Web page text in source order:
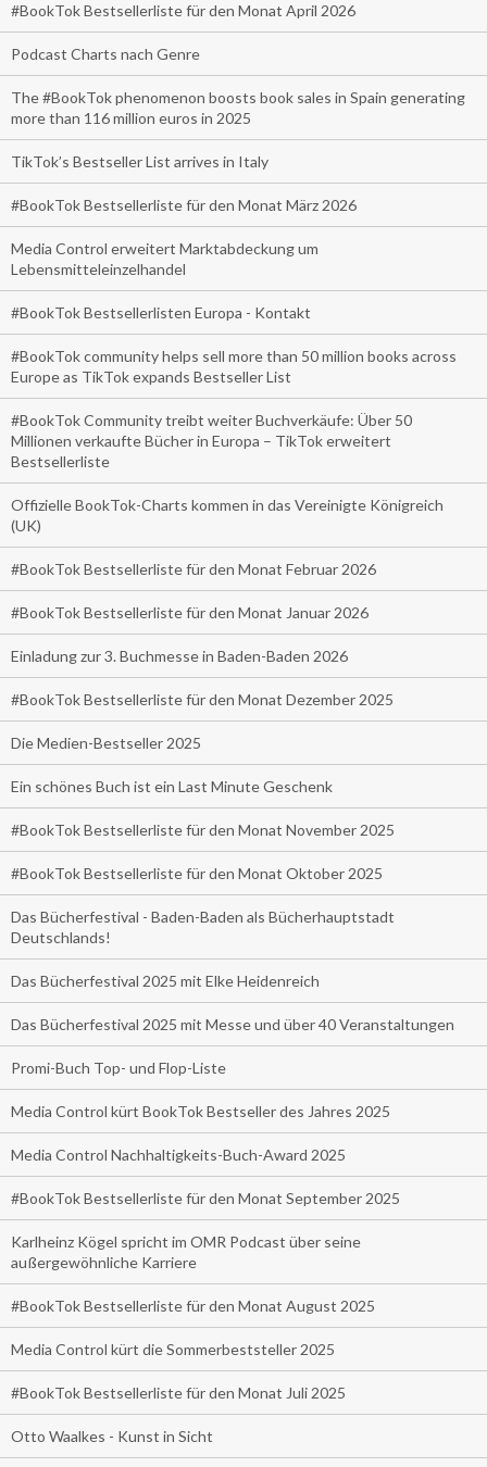
#BookTok Bestsellerliste für den Monat April 2026
Podcast Charts nach Genre
The #BookTok phenomenon boosts book sales in Spain generating
more than 116 million euros in 2025
TikTok’s Bestseller List arrives in Italy
#BookTok Bestsellerliste für den Monat März 2026
Media Control erweitert Marktabdeckung um
Lebensmitteleinzelhandel
#BookTok Bestsellerlisten Europa - Kontakt
#BookTok community helps sell more than 50 million books across
Europe as TikTok expands Bestseller List
#BookTok Community treibt weiter Buchverkäufe: Über 50
Millionen verkaufte Bücher in Europa – TikTok erweitert
Bestsellerliste
Offizielle BookTok-Charts kommen in das Vereinigte Königreich
(UK)
#BookTok Bestsellerliste für den Monat Februar 2026
#BookTok Bestsellerliste für den Monat Januar 2026
Einladung zur 3. Buchmesse in Baden-Baden 2026
#BookTok Bestsellerliste für den Monat Dezember 2025
Die Medien-Bestseller 2025
Ein schönes Buch ist ein Last Minute Geschenk
#BookTok Bestsellerliste für den Monat November 2025
#BookTok Bestsellerliste für den Monat Oktober 2025
Das Bücherfestival - Baden-Baden als Bücherhauptstadt
Deutschlands!
Das Bücherfestival 2025 mit Elke Heidenreich
Das Bücherfestival 2025 mit Messe und über 40 Veranstaltungen
Promi-Buch Top- und Flop-Liste
Media Control kürt BookTok Bestseller des Jahres 2025
Media Control Nachhaltigkeits-Buch-Award 2025
#BookTok Bestsellerliste für den Monat September 2025
Karlheinz Kögel spricht im OMR Podcast über seine
außergewöhnliche Karriere
#BookTok Bestsellerliste für den Monat August 2025
Media Control kürt die Sommerbeststeller 2025
#BookTok Bestsellerliste für den Monat Juli 2025
Otto Waalkes - Kunst in Sicht